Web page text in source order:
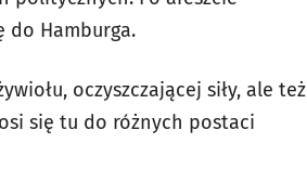
do Hamburga.
oczyszczającej siły, ale też
się tu do różnych postaci